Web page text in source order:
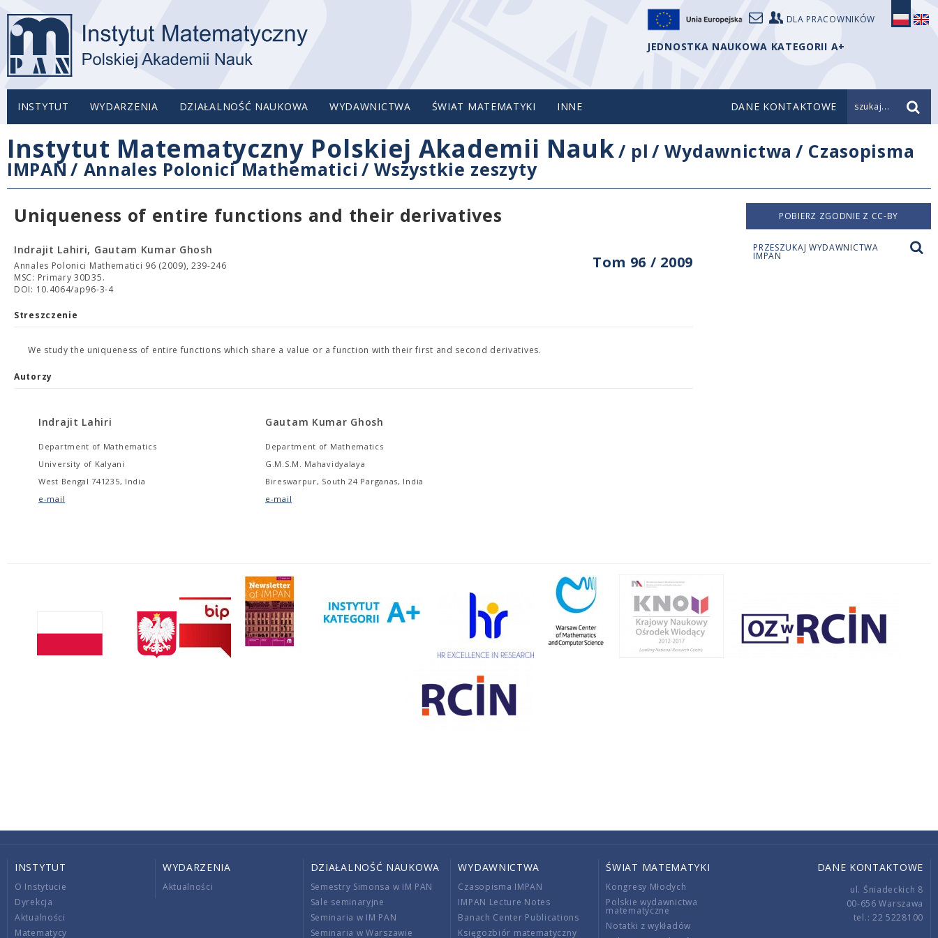
DLA PRACOWNIKÓW
JEDNOSTKA NAUKOWA KATEGORII A+
INSTYTUT WYDARZENIA DZIAŁALNOŚĆ NAUKOWA WYDAWNICTWA ŚWIAT MATEMATYKI INNE DANE KONTAKTOWE szukaj...
Instytut Matematyczny Polskiej Akademii Nauk/ pl /Wydawnictwa / Czasopisma
IMPAN / Annales Polonici Mathematici /Wszystkie zeszyty
Uniqueness of entire functions and their derivatives
Tom 96 / 2009
Indrajit Lahiri, Gautam Kumar Ghosh
Annales Polonici Mathematici 96 (2009), 239-246
MSC: Primary 30D35.
DOI: 10.4064/ap96-3-4
Streszczenie
We study the uniqueness of entire functions which share a value or a function with their first and second derivatives.
Autorzy
Indrajit Lahiri
Department of Mathematics
University of Kalyani
West Bengal 741235, India
e-mail
Gautam Kumar Ghosh
Department of Mathematics
G.M.S.M. Mahavidyalaya
Bireswarpur, South 24 Parganas, India
e-mail
POBIERZ ZGODNIE Z CC-BY
PRZESZUKAJ WYDAWNICTWA
IMPAN
INSTYTUT
O Instytucie
Dyrekcja
Aktualności
Matematycy
WYDARZENIA
Aktualności
DZIAŁALNOŚĆ NAUKOWA
Semestry Simonsa w IM PAN
Sale seminaryjne
Seminaria w IM PAN
Seminaria w Warszawie
WYDAWNICTWA
Czasopisma IMPAN
IMPAN Lecture Notes
Banach Center Publications
Księgozbiór matematyczny
ŚWIAT MATEMATYKI
Kongresy Młodych
Polskie wydawnictwa
matematyczne
Notatki z wykładów
DANE KONTAKTOWE
ul. Śniadeckich 8
00-656 Warszawa
tel.: 22 5228100